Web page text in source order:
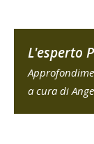
L'esperto
a cura di